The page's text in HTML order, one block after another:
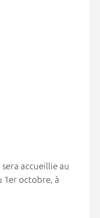
accueillie au
1er octobre, à